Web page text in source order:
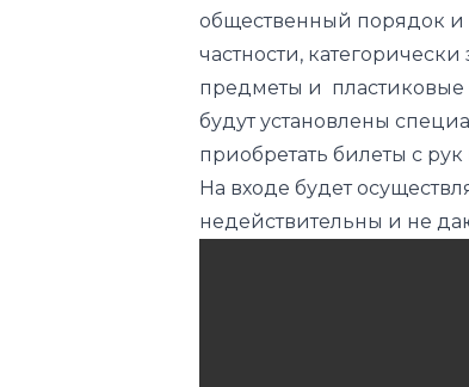
общественный порядок и
частности,
предметы и пластиковые
будут установлены
приобретать билеты с
На входе будет
недействительны и не